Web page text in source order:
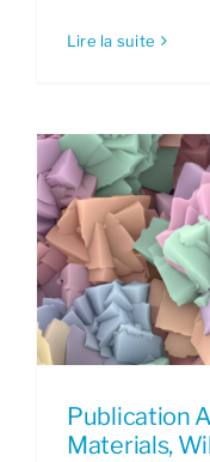
Lire la suite
Publication
Materials,